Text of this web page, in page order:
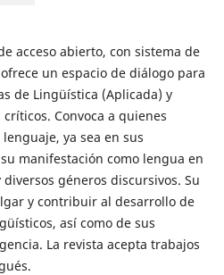
acceso abierto, con sistema de
un espacio de diálogo para
de Lingüística (Aplicada) y
Convoca a quienes
ya sea en sus
manifestación como lengua en
géneros discursivos. Su
y contribuir al desarrollo de
así como de sus
La revista acepta trabajos